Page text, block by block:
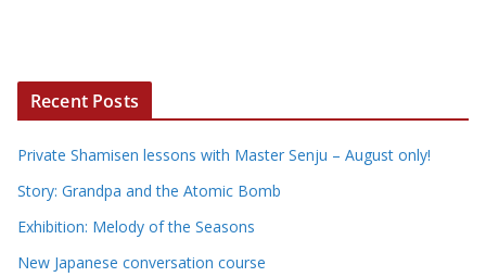
Recent Posts
Private Shamisen lessons with Master Senju – August only!
Story: Grandpa and the Atomic Bomb
Exhibition: Melody of the Seasons
New Japanese conversation course